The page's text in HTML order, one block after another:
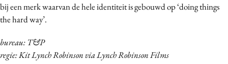
bij een merk waarvan de hele identiteit is gebouwd op ‘doing things
the hard way’.
bureau: T&P
regie: Kit Lynch Robinson via Lynch Robinson Films